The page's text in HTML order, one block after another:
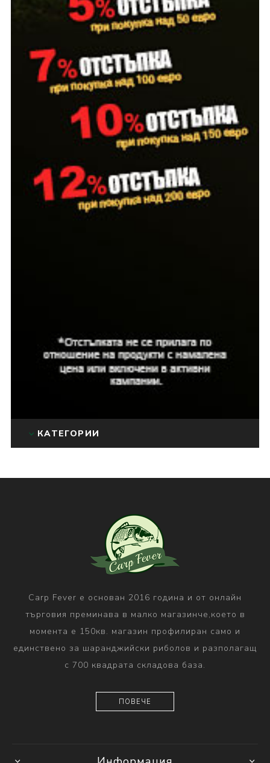
КАТЕГОРИИ
Carp Fever е основан 2016 година и от онлайн
търговия преминава в малко магазинче,което в
момента е 150кв. магазин профилиран само и
единствено за шаранджийски риболов и разполагащ
с 700 квадрата складова база.
ПОВЕЧЕ